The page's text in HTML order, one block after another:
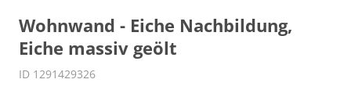
Wohnwand - Eiche Nachbildung,
Eiche massiv geölt
ID 1291429326